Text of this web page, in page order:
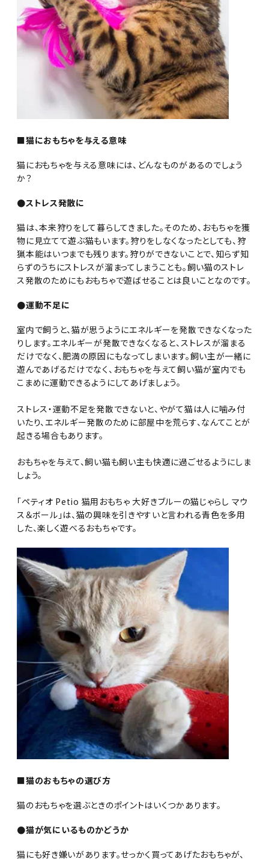
■猫におもちゃを与える意味
猫におもちゃを与える意味には、どんなものがあるのでしょう
か？
●ストレス発散に
猫は、本来狩りをして暮らしてきました。そのため、おもちゃを獲
物に見立てて遊ぶ猫もいます。狩りをしなくなったとしても、狩
猟本能はいつまでも残ります。狩りができないことで、知らず知
らずのうちにストレスが溜まってしまうことも。飼い猫のストレ
ス発散のためにもおもちゃで遊ばせることは良いことなのです。
●運動不足に
室内で飼うと、猫が思うようにエネルギーを発散できなくなった
りします。エネルギーが発散できなくなると、ストレスが溜まる
だけでなく、肥満の原因にもなってしまいます。飼い主が一緒に
遊んであげるだけでなく、おもちゃを与えて飼い猫が室内でも
こまめに運動できるようにしてあげましょう。
ストレス・運動不足を発散できないと、やがて猫は人に噛み付
いたり、エネルギー発散のために部屋中を荒らす、なんてことが
起きる場合もあります。
おもちゃを与えて、飼い猫も飼い主も快適に過ごせるようにしま
しょう。
「ペティオ Petio 猫用おもちゃ 大好きブルーの猫じゃらし マウ
ス＆ボール」は、猫の興味を引きやすいと言われる青色を多用
した、楽しく遊べるおもちゃです。
■猫のおもちゃの選び方
猫のおもちゃを選ぶときのポイントはいくつかあります。
●猫が気にいるものかどうか
猫にも好き嫌いがあります。せっかく買ってあげたおもちゃが、